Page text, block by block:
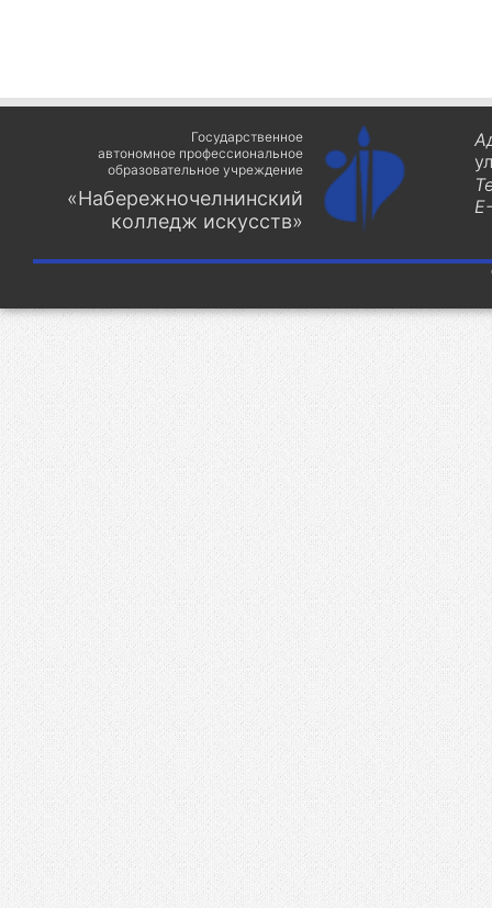
Государственное
автономное профессиональное
образовательное учреждение
«Набережночелнинский
колледж искусств»